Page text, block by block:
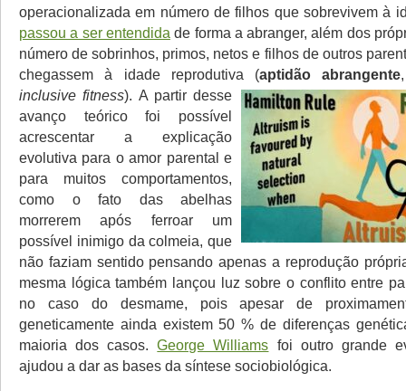
operacionalizada em número de filhos que sobrevivem à
passou a ser entendida de forma a abranger, além dos
número de sobrinhos, primos, netos e filhos de outros
chegassem à idade reprodutiva (aptidão abrangente
inclusive fitness). A partir desse
avanço teórico foi possível
acrescentar a explicação
evolutiva para o amor parental e
para muitos comportamentos,
como o fato das abelhas
morrerem após ferroar um
possível inimigo da colmeia, que
não faziam sentido pensando apenas a reprodução
mesma lógica também lançou luz sobre o conflito entre
no caso do desmame, pois apesar de
geneticamente ainda existem 50 % de diferenças
maioria dos casos.George Williams foi outro grande
ajudou a dar as bases da síntese sociobiológica.